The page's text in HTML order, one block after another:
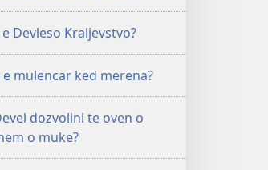
Devleso Kraljevstvo?
e mulencar ked merena?
dozvolini te oven o
o muke?